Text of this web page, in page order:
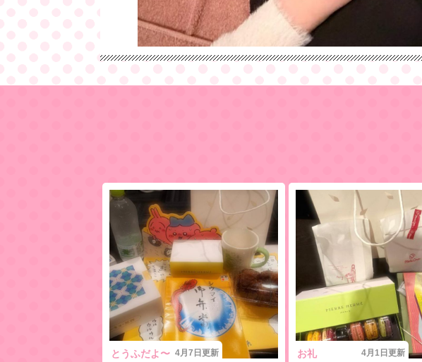
とうふだよ〜 4月7日更新 お礼 4月1日更新